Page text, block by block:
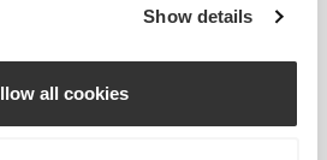
Show details
all cookies
Legginsy z średnim stanem
Ivy